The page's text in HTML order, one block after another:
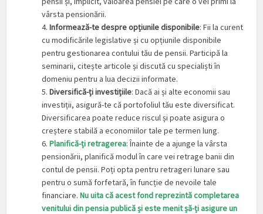
vârsta pensionării.
4.Informează-te despre opțiunile disponibile: Fii la curent
cu modificările legislative și cu opțiunile disponibile
pentru gestionarea contului tău de pensii. Participă la
seminarii, citește articole și discută cu specialiști în
domeniu pentru a lua decizii informate.
5.Diversifică-ți investițiile: Dacă ai și alte economii sau
investiții, asigură-te că portofoliul tău este diversificat.
Diversificarea poate reduce riscul și poate asigura o
creștere stabilă a economiilor tale pe termen lung.
6.Planifică-ți retragerea: Înainte de a ajunge la vârsta
pensionării, planifică modul în care vei retrage banii din
contul de pensii. Poți opta pentru retrageri lunare sau
pentru o sumă forfetară, în funcție de nevoile tale
financiare.Nu uita că acest fond reprezintă completarea
venitului din pensia publică și este menit șă-ți asigure un